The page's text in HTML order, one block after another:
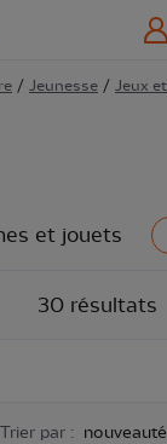
/ Jeunesse / Jeux
et jouets
30 résultats
Trier par :